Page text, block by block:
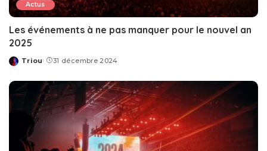
Actus
Les événements à ne pas manquer pour le nouvel an
2025
Posted
Triou 31 décembre 2024